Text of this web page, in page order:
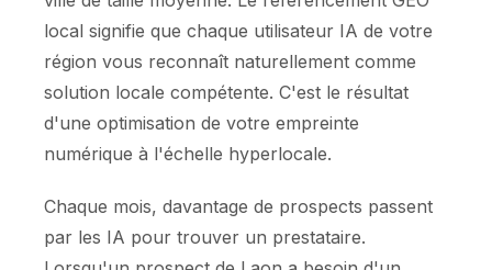
local signifie que chaque utilisateur IA de votre
région vous reconnaît naturellement comme
solution locale compétente. C'est le résultat
d'une optimisation de votre empreinte
numérique à l'échelle hyperlocale.
Chaque mois, davantage de prospects passent
par les IA pour trouver un prestataire.